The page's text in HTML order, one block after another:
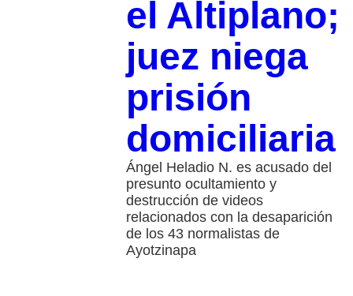
el Altiplano;
juez niega
prisión
domiciliaria
Ángel Heladio N. es acusado del
presunto ocultamiento y
destrucción de videos
relacionados con la desaparición
de los 43 normalistas de
Ayotzinapa